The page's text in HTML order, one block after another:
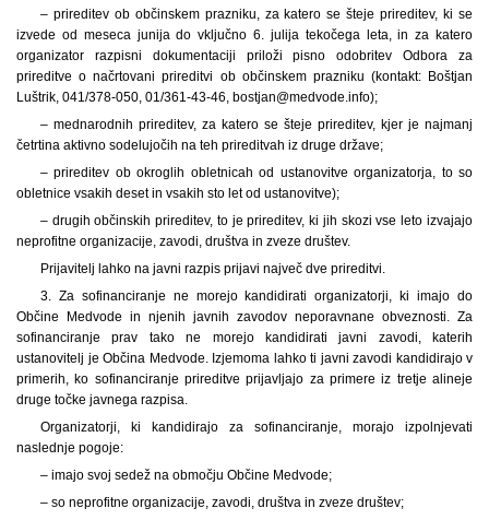
– prireditev ob občinskem prazniku, za katero se šteje prireditev, ki se
izvede od meseca junija do vključno 6. julija tekočega leta, in za katero
organizator razpisni dokumentaciji priloži pisno odobritev Odbora za
prireditve o načrtovani prireditvi ob občinskem prazniku (kontakt: Boštjan
Luštrik, 041/378-050, 01/361-43-46, bostjan@medvode.info);
– mednarodnih prireditev, za katero se šteje prireditev, kjer je najmanj
četrtina aktivno sodelujočih na teh prireditvah iz druge države;
– prireditev ob okroglih obletnicah od ustanovitve organizatorja, to so
obletnice vsakih deset in vsakih sto let od ustanovitve);
– drugih občinskih prireditev, to je prireditev, ki jih skozi vse leto izvajajo
neprofitne organizacije, zavodi, društva in zveze društev.
Prijavitelj lahko na javni razpis prijavi največ dve prireditvi.
3. Za sofinanciranje ne morejo kandidirati organizatorji, ki imajo do
Občine Medvode in njenih javnih zavodov neporavnane obveznosti. Za
sofinanciranje prav tako ne morejo kandidirati javni zavodi, katerih
ustanovitelj je Občina Medvode. Izjemoma lahko ti javni zavodi kandidirajo v
primerih, ko sofinanciranje prireditve prijavljajo za primere iz tretje alineje
druge točke javnega razpisa.
Organizatorji, ki kandidirajo za sofinanciranje, morajo izpolnjevati
naslednje pogoje:
– imajo svoj sedež na območju Občine Medvode;
– so neprofitne organizacije, zavodi, društva in zveze društev;